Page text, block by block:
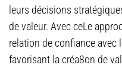
leurs décisions
de valeur. Avec ceLe
relation de confiance avec
favorisant la créa8on de